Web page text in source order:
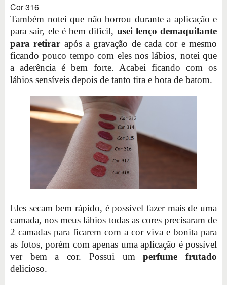
Cor 316
Também notei que não borrou durante a aplicação e
para sair, ele é bem difícil, usei lenço demaquilante
para retirar após a gravação de cada cor e mesmo
ficando pouco tempo com eles nos lábios, notei que
a aderência é bem forte. Acabei ficando com os
lábios sensíveis depois de tanto tira e bota de batom.
Eles secam bem rápido, é possível fazer mais de uma
camada, nos meus lábios todas as cores precisaram de
2 camadas para ficarem com a cor viva e bonita para
as fotos, porém com apenas uma aplicação é possível
ver bem a cor. Possui umperfume frutado
delicioso.